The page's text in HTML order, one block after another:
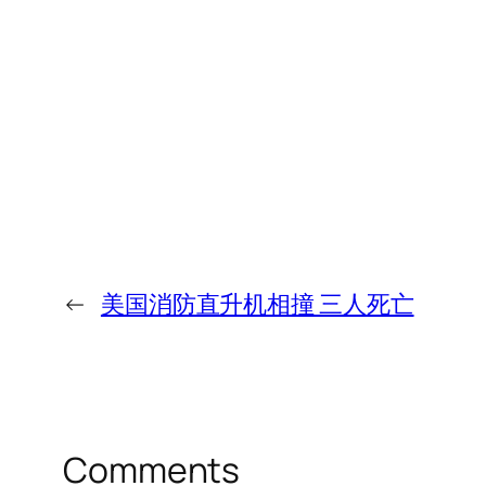
← 美国消防直升机相撞 三人死亡
Comments